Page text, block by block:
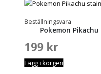
Beställningsvara
Pokemon
199 kr
Lägg i korgen